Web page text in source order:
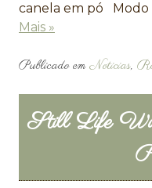
canela em pó Modo
Mais »
Publicado emNoticias,
Still Life